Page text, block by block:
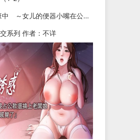
爱美03 上班中 ～女儿的便器小嘴在公园的喝尿～
系列 作者：不详